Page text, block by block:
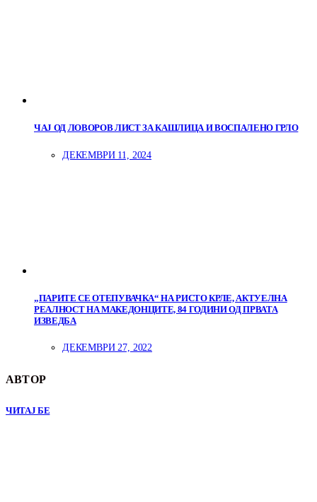
ЧАЈ ОД ЛОВОРОВ ЛИСТ ЗА КАШЛИЦА И ВОСПАЛЕНО ГРЛО
ДЕКЕМВРИ 11, 2024
„ПАРИТЕ СЕ ОТЕПУВАЧКА“ НА РИСТО КРЛЕ, АКТУЕЛНА
РЕАЛНОСТ НА МАКЕДОНЦИТЕ, 84 ГОДИНИ ОД ПРВАТА
ИЗВЕДБА
ДЕКЕМВРИ 27, 2022
АВТОР
ЧИТАЈ БЕ